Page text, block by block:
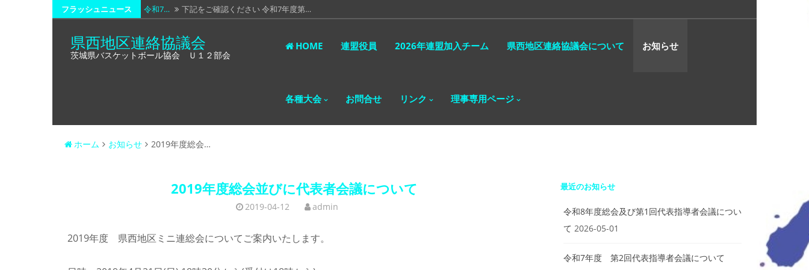
キ
フラッシュニュース 令和7… 下記をご確認ください 令和7年度第…
令和7… 下記をご確認ください。 令和7年度…
令和6… お世話になっております。 第2回代…
下記の通り、通知致します。 令和8…
県西地区連絡協議会
茨城県バスケットボール協会 Ｕ１２部会
HOME 連盟役員 2026年連盟加入チーム 県西地区連絡協議会について お知らせ
各種大会 お問合せ リンク 理事専用ページ
ホーム お知らせ 2019年度総会…
2019年度総会並びに代表者会議について
2019-04-12 admin
2019年度 県西地区ミニ連総会についてご案内いたします。
最近のお知らせ
令和8年度総会及び第1回代表指導者会議につい
て 2026-05-01
令和7年度 第2回代表指導者会議について